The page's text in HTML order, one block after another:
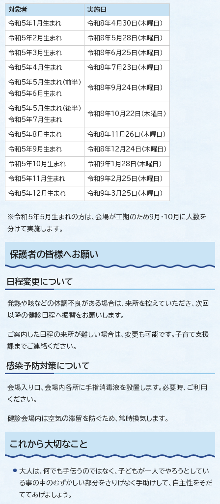
対象者 実施日
令和5年1月生まれ 令和8年4月30日（木曜日）
令和5年2月生まれ 令和8年5月28日（木曜日）
令和5年3月生まれ 令和8年6月25日（木曜日）
令和5年4月生まれ 令和8年7月23日（木曜日）
令和5年5月生まれ（前半）
令和5年6月生まれ
令和8年9月24日（木曜日）
令和5年5月生まれ（後半）
令和5年7月生まれ
令和8年10月22日（木曜日）
令和5年8月生まれ 令和8年11月26日（木曜日）
令和5年9月生まれ 令和8年12月24日（木曜日）
令和5年10月生まれ 令和9年1月28日（木曜日）
令和5年11月生まれ 令和9年2月25日（木曜日）
令和5年12月生まれ 令和9年3月25日（木曜日）
※令和5年5月生まれの方は、会場が工期のため9月・10月に人数を
分けて実施します。
保護者の皆様へお願い
日程変更について
発熱や咳などの体調不良がある場合は、来所を控えていただき、次回
以降の健診日程へ振替をお願いします。
ご案内した日程の来所が難しい場合は、変更も可能です。子育て支援
課までご連絡ください。
感染予防対策について
会場入り口、会場内各所に手指消毒液を設置します。必要時、ご利用
ください。
健診会場内は空気の滞留を防ぐため、常時換気します。
これから大切なこと
大人は、何でも手伝うのではなく、子どもが一人でやろうとしてい
る事の中のむずかしい部分をさりげなく手助けして、自主性をそだ
ててあげましょう。